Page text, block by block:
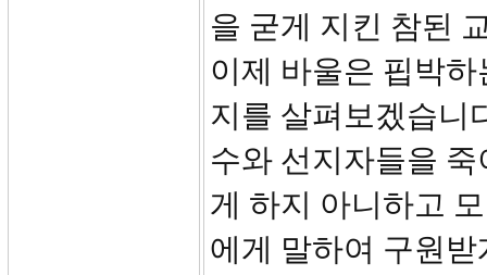
을 굳게 지킨 참된
이제 바울은 핍박
지를 살펴보겠습니
수와 선지자들을
게 하지 아니하고
에게 말하여 구원